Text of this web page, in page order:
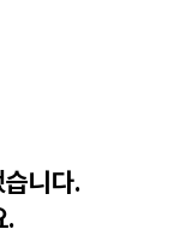
니다.
.